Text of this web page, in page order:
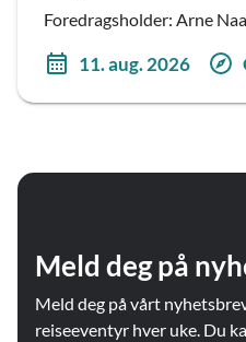
Foredragsholder: Arne
11. aug. 2026
Meld deg på
Meld deg på vårt
reiseeventyr hver uke. Du